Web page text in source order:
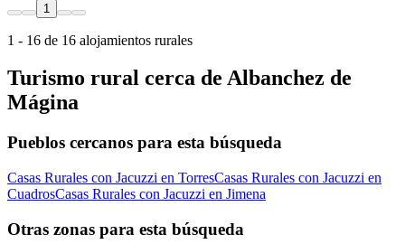
1
1 - 16 de 16 alojamientos rurales
Turismo rural cerca de Albanchez de
Mágina
Pueblos cercanos para esta búsqueda
Casas Rurales con Jacuzzi en TorresCasas Rurales con Jacuzzi en
CuadrosCasas Rurales con Jacuzzi en Jimena
Otras zonas para esta búsqueda